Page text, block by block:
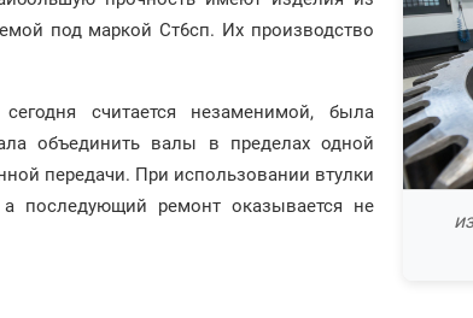
под маркой Ст6сп. Их производство
считается незаменимой, была
объединить валы в пределах одной
передачи. При использовании втулки
а последующий ремонт оказывается не